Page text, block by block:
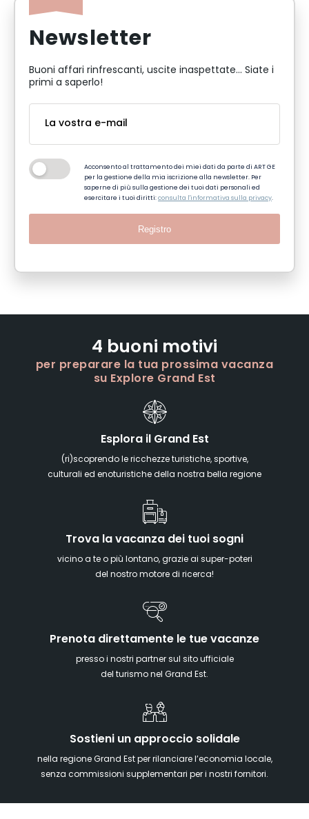
Newsletter
Buoni affari rinfrescanti, uscite inaspettate... Siate i
primi a saperlo!
Acconsento al trattamento dei miei dati da parte di ART GE
per la gestione della mia iscrizione alla newsletter. Per
saperne di più sulla gestione dei tuoi dati personali ed
esercitare i tuoi diritti:consulta l'informativa sulla privacy.
Registro
4 buoni motivi
per preparare la tua prossima vacanza
su Explore Grand Est
Esplora il Grand Est
(ri)scoprendo le ricchezze turistiche, sportive,
culturali ed enoturistiche della nostra bella regione
Trova la vacanza dei tuoi sogni
vicino a te o più lontano, grazie ai super-poteri
del nostro motore di ricerca!
Prenota direttamente le tue vacanze
presso i nostri partner sul sito ufficiale
del turismo nel Grand Est.
Sostieni un approccio solidale
nella regione Grand Est per rilanciare l’economia locale,
senza commissioni supplementari per i nostri fornitori.